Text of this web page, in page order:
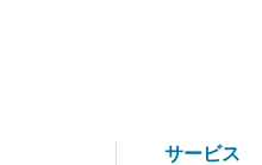
サービス